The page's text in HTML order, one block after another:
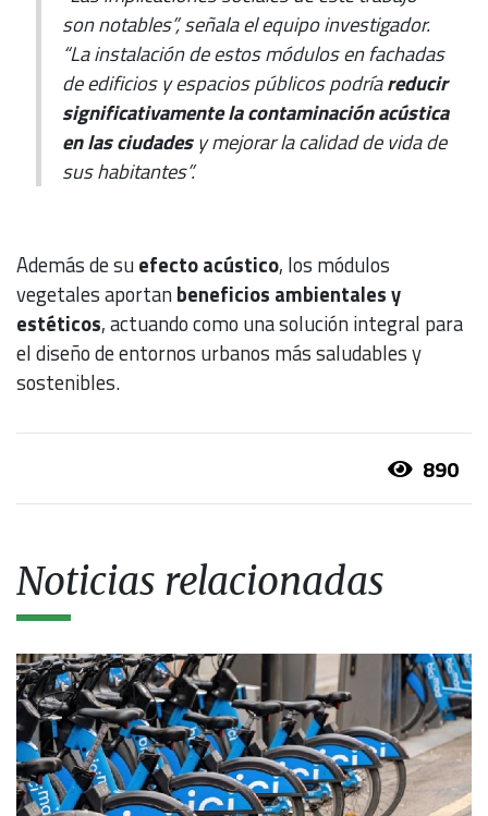
son notables”, señala el equipo investigador.
“La instalación de estos módulos en fachadas
de edificios y espacios públicos podríareducir
significativamente la contaminación acústica
en las ciudadesy mejorar la calidad de vida de
sus habitantes”.
Además de suefecto acústico, los módulos
vegetales aportanbeneficios ambientales y
estéticos, actuando como una solución integral para
el diseño de entornos urbanos más saludables y
sostenibles.
890
Noticias relacionadas